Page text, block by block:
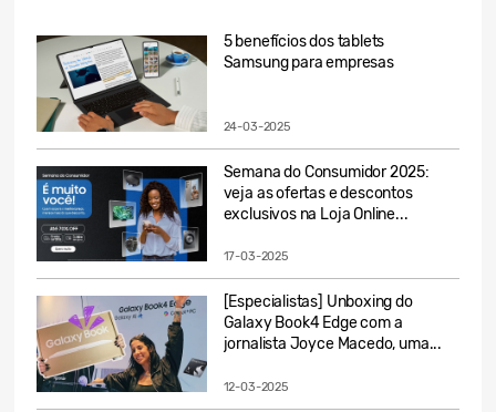
5 benefícios dos tablets
Samsung para empresas
24-03-2025
Semana do Consumidor 2025:
veja as ofertas e descontos
exclusivos na Loja Online...
17-03-2025
[Especialistas] Unboxing do
Galaxy Book4 Edge com a
jornalista Joyce Macedo, uma...
12-03-2025